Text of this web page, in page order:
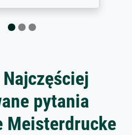
Najczęściej
pytania
Meisterdrucke